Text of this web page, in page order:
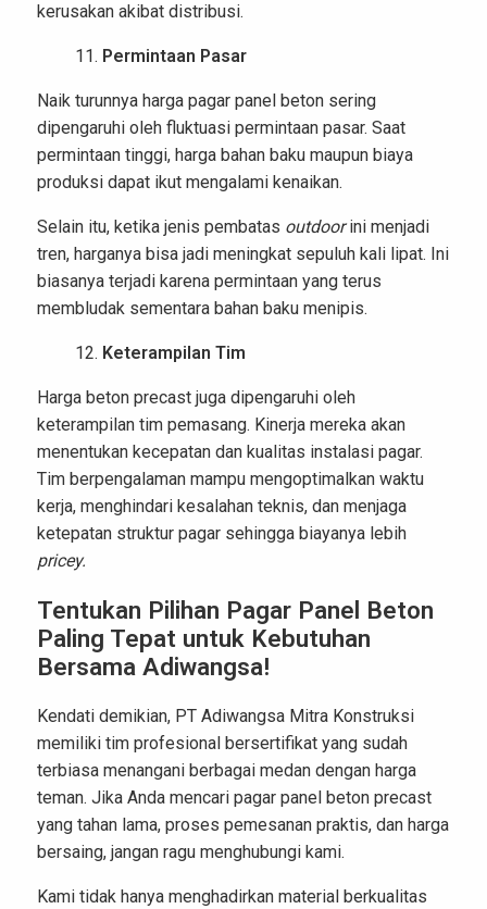
kerusakan akibat distribusi.
Permintaan Pasar
Naik turunnya harga pagar panel beton sering
dipengaruhi oleh fluktuasi permintaan pasar. Saat
permintaan tinggi, harga bahan baku maupun biaya
produksi dapat ikut mengalami kenaikan.
Selain itu, ketika jenis pembatas outdoorini menjadi
tren, harganya bisa jadi meningkat sepuluh kali lipat. Ini
biasanya terjadi karena permintaan yang terus
membludak sementara bahan baku menipis.
Keterampilan Tim
Harga beton precast juga dipengaruhi oleh
keterampilan tim pemasang. Kinerja mereka akan
menentukan kecepatan dan kualitas instalasi pagar.
Tim berpengalaman mampu mengoptimalkan waktu
kerja, menghindari kesalahan teknis, dan menjaga
ketepatan struktur pagar sehingga biayanya lebih
pricey.
Tentukan Pilihan Pagar Panel Beton
Paling Tepat untuk Kebutuhan
Bersama Adiwangsa!
Kendati demikian, PT Adiwangsa Mitra Konstruksi
memiliki tim profesional bersertifikat yang sudah
terbiasa menangani berbagai medan dengan harga
teman. Jika Anda mencari pagar panel beton precast
yang tahan lama, proses pemesanan praktis, dan harga
bersaing, jangan ragu menghubungi kami.
Kami tidak hanya menghadirkan material berkualitas